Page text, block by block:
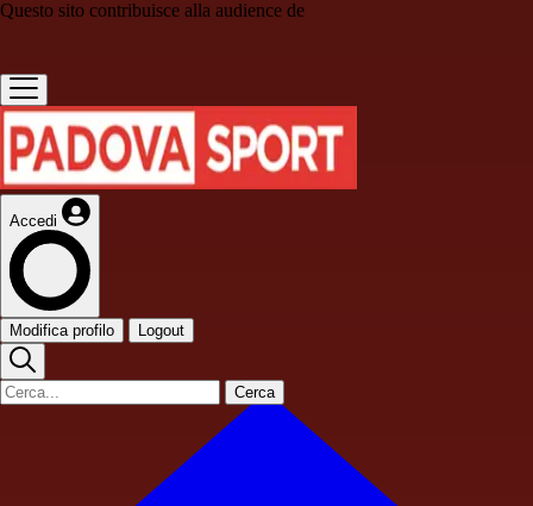
Questo sito contribuisce alla audience de
Accedi
Modifica profilo Logout
Cerca